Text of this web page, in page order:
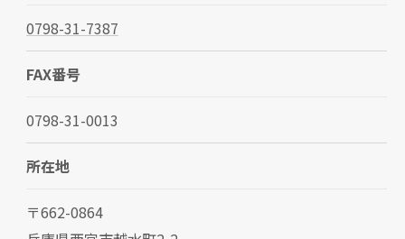
0798-31-7387
FAX番号
0798-31-0013
所在地
〒662-0864